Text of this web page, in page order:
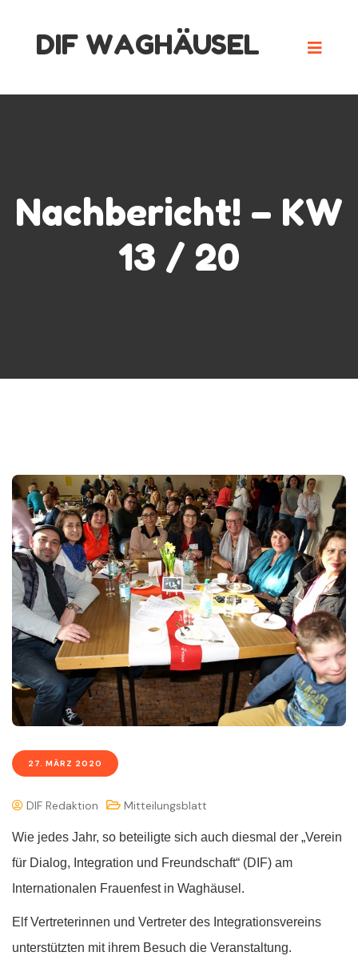
DIF WAGHÄUSEL
Nachbericht! – KW
13 / 20
27. MÄRZ 2020
DIF Redaktion Mitteilungsblatt
Wie jedes Jahr, so beteiligte sich auch diesmal der „Verein
für Dialog, Integration und Freundschaft“ (DIF) am
Internationalen Frauenfest in Waghäusel.
Elf Vertreterinnen und Vertreter des Integrationsvereins
unterstützten mit ihrem Besuch die Veranstaltung.